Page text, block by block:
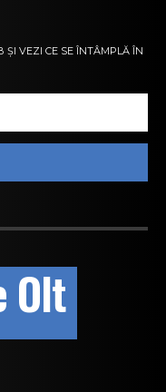
ȘI VEZI CE SE ÎNTÂMPLĂ ÎN
Olt